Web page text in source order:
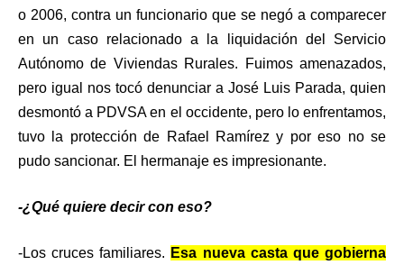
o 2006, contra un funcionario que se negó a comparecer
en un caso relacionado a la liquidación del Servicio
Autónomo de Viviendas Rurales. Fuimos amenazados,
pero igual nos tocó denunciar a José Luis Parada, quien
desmontó a PDVSA en el occidente, pero lo enfrentamos,
tuvo la protección de Rafael Ramírez y por eso no se
pudo sancionar. El hermanaje es impresionante.
-¿Qué quiere decir con eso?
-Los cruces familiares. Esa nueva casta que gobierna